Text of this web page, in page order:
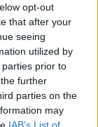
opt-out
that after your
seeing
utilized by
prior to
further
parties on the
may
IAB’s List of